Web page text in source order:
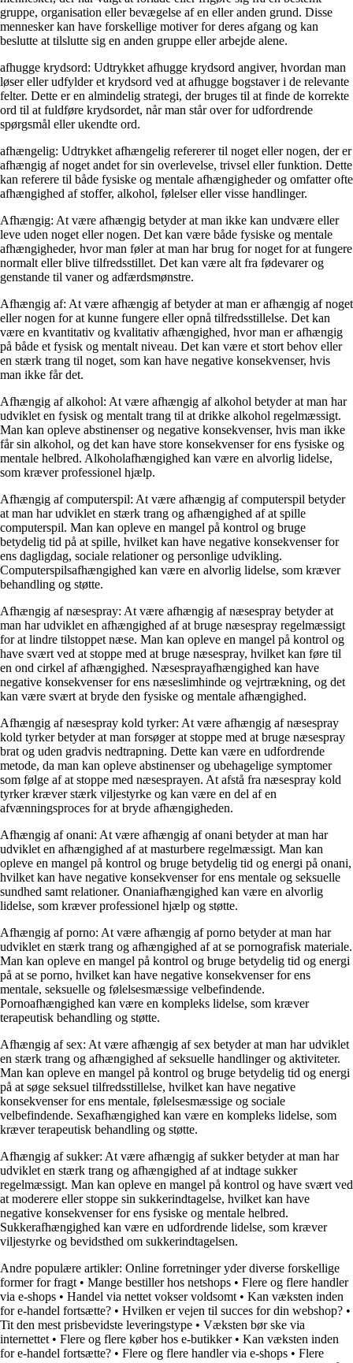
gruppe, organisation eller bevægelse af en eller anden grund. Disse
mennesker kan have forskellige motiver for deres afgang og kan
beslutte at tilslutte sig en anden gruppe eller arbejde alene.
afhugge krydsord: Udtrykket afhugge krydsord angiver, hvordan man
løser eller udfylder et krydsord ved at afhugge bogstaver i de relevante
felter. Dette er en almindelig strategi, der bruges til at finde de korrekte
ord til at fuldføre krydsordet, når man står over for udfordrende
spørgsmål eller ukendte ord.
afhængelig: Udtrykket afhængelig refererer til noget eller nogen, der er
afhængig af noget andet for sin overlevelse, trivsel eller funktion. Dette
kan referere til både fysiske og mentale afhængigheder og omfatter ofte
afhængighed af stoffer, alkohol, følelser eller visse handlinger.
Afhængig: At være afhængig betyder at man ikke kan undvære eller
leve uden noget eller nogen. Det kan være både fysiske og mentale
afhængigheder, hvor man føler at man har brug for noget for at fungere
normalt eller blive tilfredsstillet. Det kan være alt fra fødevarer og
genstande til vaner og adfærdsmønstre.
Afhængig af: At være afhængig af betyder at man er afhængig af noget
eller nogen for at kunne fungere eller opnå tilfredsstillelse. Det kan
være en kvantitativ og kvalitativ afhængighed, hvor man er afhængig
på både et fysisk og mentalt niveau. Det kan være et stort behov eller
en stærk trang til noget, som kan have negative konsekvenser, hvis
man ikke får det.
Afhængig af alkohol: At være afhængig af alkohol betyder at man har
udviklet en fysisk og mentalt trang til at drikke alkohol regelmæssigt.
Man kan opleve abstinenser og negative konsekvenser, hvis man ikke
får sin alkohol, og det kan have store konsekvenser for ens fysiske og
mentale helbred. Alkoholafhængighed kan være en alvorlig lidelse,
som kræver professionel hjælp.
Afhængig af computerspil: At være afhængig af computerspil betyder
at man har udviklet en stærk trang og afhængighed af at spille
computerspil. Man kan opleve en mangel på kontrol og bruge
betydelig tid på at spille, hvilket kan have negative konsekvenser for
ens dagligdag, sociale relationer og personlige udvikling.
Computerspilsafhængighed kan være en alvorlig lidelse, som kræver
behandling og støtte.
Afhængig af næsespray: At være afhængig af næsespray betyder at
man har udviklet en afhængighed af at bruge næsespray regelmæssigt
for at lindre tilstoppet næse. Man kan opleve en mangel på kontrol og
have svært ved at stoppe med at bruge næsespray, hvilket kan føre til
en ond cirkel af afhængighed. Næsesprayafhængighed kan have
negative konsekvenser for ens næseslimhinde og vejrtrækning, og det
kan være svært at bryde den fysiske og mentale afhængighed.
Afhængig af næsespray kold tyrker: At være afhængig af næsespray
kold tyrker betyder at man forsøger at stoppe med at bruge næsespray
brat og uden gradvis nedtrapning. Dette kan være en udfordrende
metode, da man kan opleve abstinenser og ubehagelige symptomer
som følge af at stoppe med næsesprayen. At afstå fra næsespray kold
tyrker kræver stærk viljestyrke og kan være en del af en
afvænningsproces for at bryde afhængigheden.
Afhængig af onani: At være afhængig af onani betyder at man har
udviklet en afhængighed af at masturbere regelmæssigt. Man kan
opleve en mangel på kontrol og bruge betydelig tid og energi på onani,
hvilket kan have negative konsekvenser for ens mentale og seksuelle
sundhed samt relationer. Onaniafhængighed kan være en alvorlig
lidelse, som kræver professionel hjælp og støtte.
Afhængig af porno: At være afhængig af porno betyder at man har
udviklet en stærk trang og afhængighed af at se pornografisk materiale.
Man kan opleve en mangel på kontrol og bruge betydelig tid og energi
på at se porno, hvilket kan have negative konsekvenser for ens
mentale, seksuelle og følelsesmæssige velbefindende.
Pornoafhængighed kan være en kompleks lidelse, som kræver
terapeutisk behandling og støtte.
Afhængig af sex: At være afhængig af sex betyder at man har udviklet
en stærk trang og afhængighed af seksuelle handlinger og aktiviteter.
Man kan opleve en mangel på kontrol og bruge betydelig tid og energi
på at søge seksuel tilfredsstillelse, hvilket kan have negative
konsekvenser for ens mentale, følelsesmæssige og sociale
velbefindende. Sexafhængighed kan være en kompleks lidelse, som
kræver terapeutisk behandling og støtte.
Afhængig af sukker: At være afhængig af sukker betyder at man har
udviklet en stærk trang og afhængighed af at indtage sukker
regelmæssigt. Man kan opleve en mangel på kontrol og have svært ved
at moderere eller stoppe sin sukkerindtagelse, hvilket kan have
negative konsekvenser for ens fysiske og mentale helbred.
Sukkerafhængighed kan være en udfordrende lidelse, som kræver
viljestyrke og bevidsthed om sukkerindtagelsen.
Andre populære artikler: Online forretninger yder diverse forskellige
former for fragt • Mange bestiller hos netshops • Flere og flere handler
via e-shops • Handel via nettet vokser voldsomt • Kan væksten inden
for e-handel fortsætte? • Hvilken er vejen til succes for din webshop? •
Tit den mest prisbevidste leveringstype • Væksten bør ske via
internettet • Flere og flere køber hos e-butikker• Kan væksten inden
for e-handel fortsætte? • Flere og flere handler via e-shops • Flere